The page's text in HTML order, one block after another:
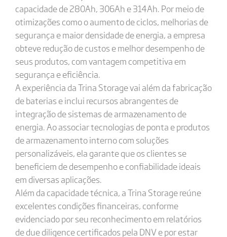
capacidade de 280Ah, 306Ah e 314Ah. Por meio de
otimizações como o aumento de ciclos, melhorias de
segurança e maior densidade de energia, a empresa
obteve redução de custos e melhor desempenho de
seus produtos, com vantagem competitiva em
segurança e eficiência.
A experiência da Trina Storage vai além da fabricação
de baterias e inclui recursos abrangentes de
integração de sistemas de armazenamento de
energia. Ao associar tecnologias de ponta e produtos
de armazenamento interno com soluções
personalizáveis, ela garante que os clientes se
beneficiem de desempenho e confiabilidade ideais
em diversas aplicações.
Além da capacidade técnica, a Trina Storage reúne
excelentes condições financeiras, conforme
evidenciado por seu reconhecimento em relatórios
de due diligence certificados pela DNV e por estar